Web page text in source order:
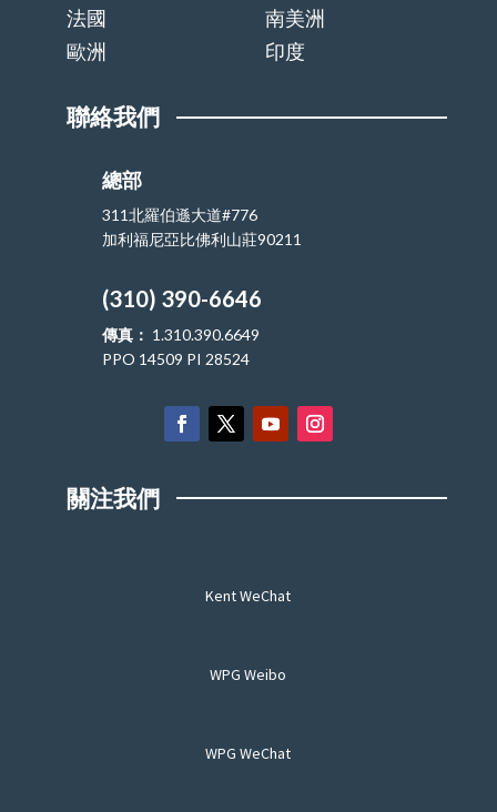
法國
南美洲
歐洲
印度
聯絡我們
總部
311北羅伯遜大道#776
加利福尼亞比佛利山莊90211
(310) 390-6646
傳真： 1.310.390.6649
PPO 14509 PI 28524
關注我們
Kent WeChat
WPG Weibo
WPG WeChat